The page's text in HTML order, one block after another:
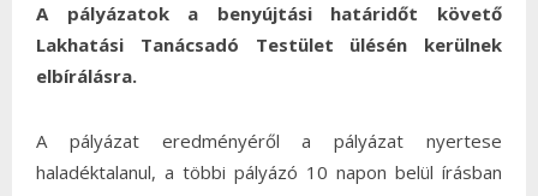
A pályázatok a benyújtási határidőt követő
Lakhatási Tanácsadó Testület ülésén kerülnek
elbírálásra.
A pályázat eredményéről a pályázat nyertese
haladéktalanul, a többi pályázó 10 napon belül írásban